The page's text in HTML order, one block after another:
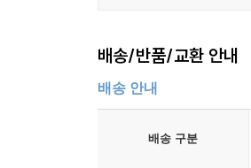
배송/반품/교환 안내
배송 안내
배송 구분